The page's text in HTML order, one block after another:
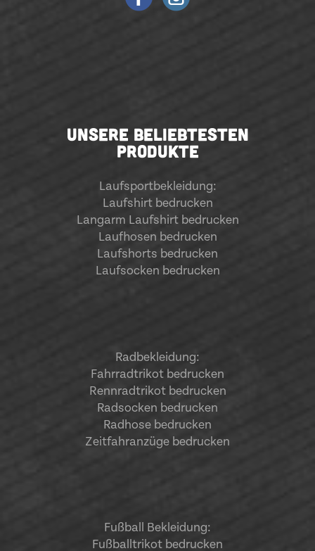
UNSERE BELIEBTESTEN
PRODUKTE
Laufsportbekleidung:
Laufshirt bedrucken
Langarm Laufshirt bedrucken
Laufhosen bedrucken
Laufshorts bedrucken
Laufsocken bedrucken
Radbekleidung:
Fahrradtrikot bedrucken
Rennradtrikot bedrucken
Radsocken bedrucken
Radhose bedrucken
Zeitfahranzüge bedrucken
Fußball Bekleidung:
Fußballtrikot bedrucken